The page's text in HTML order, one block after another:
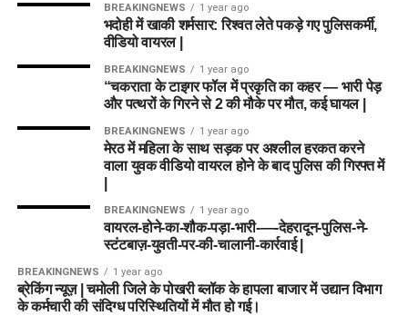
BREAKINGNEWS 1 year ago
भदोही में खाकी शर्मसार: रिश्वत लेते पकड़े गए पुलिसकर्मी,
वीडियो वायरल |
BREAKINGNEWS 1 year ago
“चकराता के टाइगर फॉल में प्रकृति का कहर — भारी पेड़
और पत्थरों के गिरने से 2 की मौके पर मौत, कई घायल |
BREAKINGNEWS 1 year ago
मेरठ में महिला के साथ सड़क पर अश्लील हरकत करने
वाला युवक वीडियो वायरल होने के बाद पुलिस की गिरफ्त में
BREAKINGNEWS 1 year ago
वायरल-होने-का-शौक-पड़ा-भारी-—-देहरादून-पुलिस-ने-
स्टंटबाज़-युवती-पर-की-चालानी-कार्रवाई |
BREAKINGNEWS 1 year ago
ब्रेकिंग न्यूज़ | चमोली जिले के पोखरी ब्लॉक के हापला बाजार में उद्यान विभाग
के कर्मचारी की संदिग्ध परिस्थितियों में मौत हो गई।